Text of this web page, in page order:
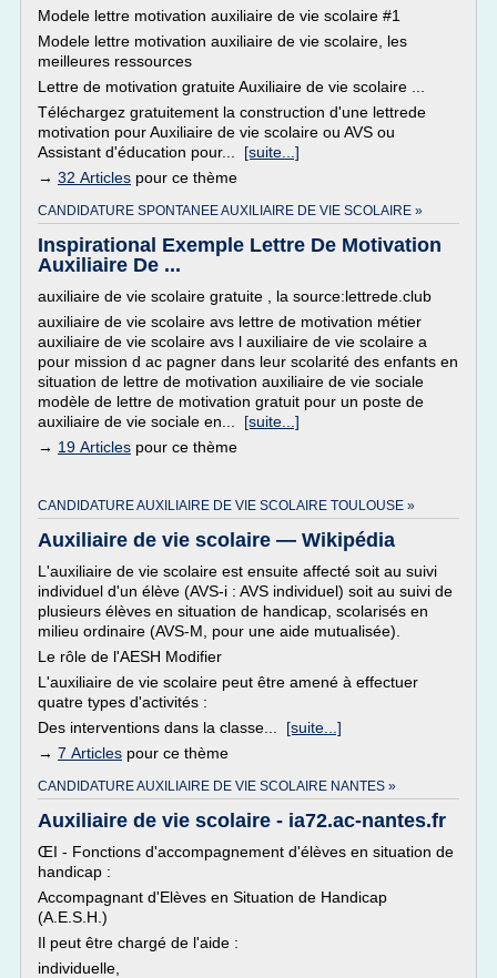
Modele lettre motivation auxiliaire de vie scolaire #1
Modele lettre motivation auxiliaire de vie scolaire, les
meilleures ressources
Lettre de motivation gratuite Auxiliaire de vie scolaire ...
Téléchargez gratuitement la construction d'une lettrede
motivation pour Auxiliaire de vie scolaire ou AVS ou
Assistant d'éducation pour... [suite...]
→ 32 Articles pour ce thème
CANDIDATURE SPONTANEE AUXILIAIRE DE VIE SCOLAIRE »
Inspirational Exemple Lettre De Motivation
Auxiliaire De ...
auxiliaire de vie scolaire gratuite , la source:lettrede.club
auxiliaire de vie scolaire avs lettre de motivation métier
auxiliaire de vie scolaire avs l auxiliaire de vie scolaire a
pour mission d ac pagner dans leur scolarité des enfants en
situation de lettre de motivation auxiliaire de vie sociale
modèle de lettre de motivation gratuit pour un poste de
auxiliaire de vie sociale en... [suite...]
→ 19 Articles pour ce thème
CANDIDATURE AUXILIAIRE DE VIE SCOLAIRE TOULOUSE »
Auxiliaire de vie scolaire — Wikipédia
L'auxiliaire de vie scolaire est ensuite affecté soit au suivi
individuel d'un élève (AVS-i : AVS individuel) soit au suivi de
plusieurs élèves en situation de handicap, scolarisés en
milieu ordinaire (AVS-M, pour une aide mutualisée).
Le rôle de l'AESH Modifier
L'auxiliaire de vie scolaire peut être amené à effectuer
quatre types d'activités :
Des interventions dans la classe... [suite...]
→ 7 Articles pour ce thème
CANDIDATURE AUXILIAIRE DE VIE SCOLAIRE NANTES »
Auxiliaire de vie scolaire - ia72.ac-nantes.fr
ŒI - Fonctions d'accompagnement d'élèves en situation de
handicap :
Accompagnant d'Elèves en Situation de Handicap
(A.E.S.H.)
Il peut être chargé de l'aide :
individuelle,